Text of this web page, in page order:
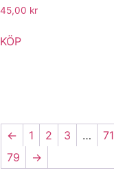
45,00 kr
KÖP
← 1 2 3 … 71
79
→